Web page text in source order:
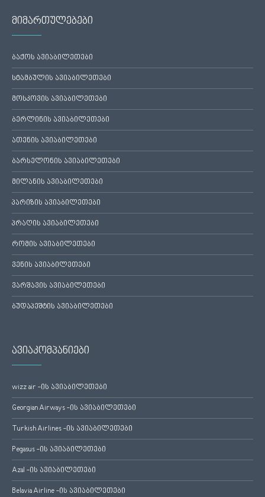
მიმართულებები
ბაქოს ავიაბილეთები
სტამბულის ავიაბილეთები
მოსკოვის ავიაბილეთები
ბერლინის ავიაბილეთები
ათენის ავიაბილეთები
ბარსელონის ავიაბილეთები
მილანის ავიაბილეთები
პარიზის ავიაბილეთები
პრაღის ავიაბილეთები
რომის ავიაბილეთები
ვენის ავიაბილეთები
ვარშავის ავიაბილეთები
ბუდაპეშტის ავიაბილეთები
ავიაკომპანიები
wizz air -ის ავიაბილეთები
Georgian Airways -ის ავიაბილეთები
Turkish Airlines -ის ავიაბილეთები
Pegasus -ის ავიაბილეთები
Azal -ის ავიაბილეთები
Belavia Airline -ის ავიაბილეთები